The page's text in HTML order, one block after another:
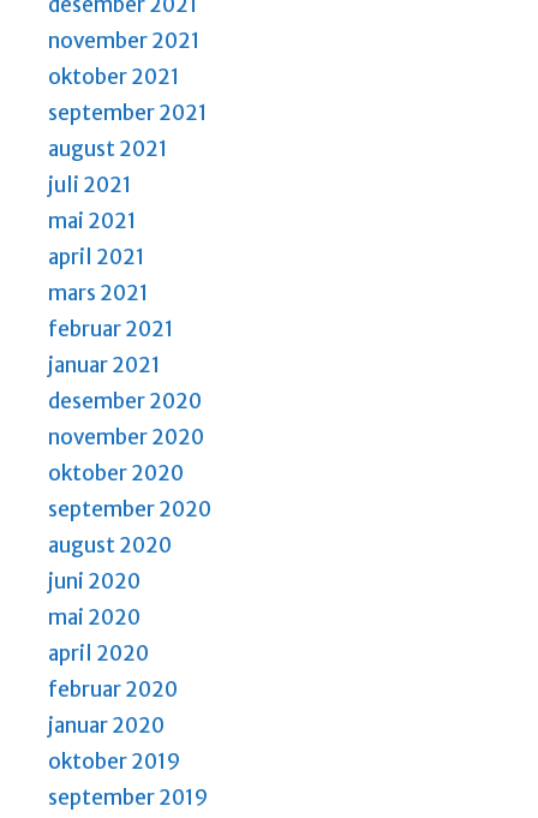
november 2021
oktober 2021
september 2021
august 2021
juli 2021
mai 2021
april 2021
mars 2021
februar 2021
januar 2021
desember 2020
november 2020
oktober 2020
september 2020
august 2020
juni 2020
mai 2020
april 2020
februar 2020
januar 2020
oktober 2019
september 2019